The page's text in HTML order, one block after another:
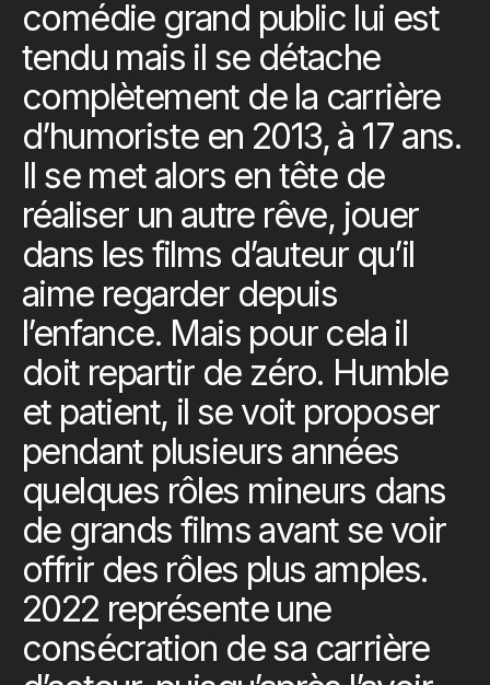
comédie grand public lui est
tendu mais il se détache
complètement de la carrière
d’humoriste en 2013, à 17 ans.
Il se met alors en tête de
réaliser un autre rêve, jouer
dans les films d’auteur qu’il
aime regarder depuis
l’enfance. Mais pour cela il
doit repartir de zéro. Humble
et patient, il se voit proposer
pendant plusieurs années
quelques rôles mineurs dans
de grands films avant se voir
offrir des rôles plus amples.
2022 représente une
consécration de sa carrière